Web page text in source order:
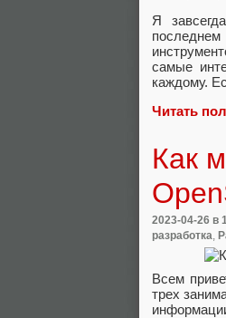
Я
самые
каждому.
Читать
Как
2023-04-26 в
разработка,
Всем
трех